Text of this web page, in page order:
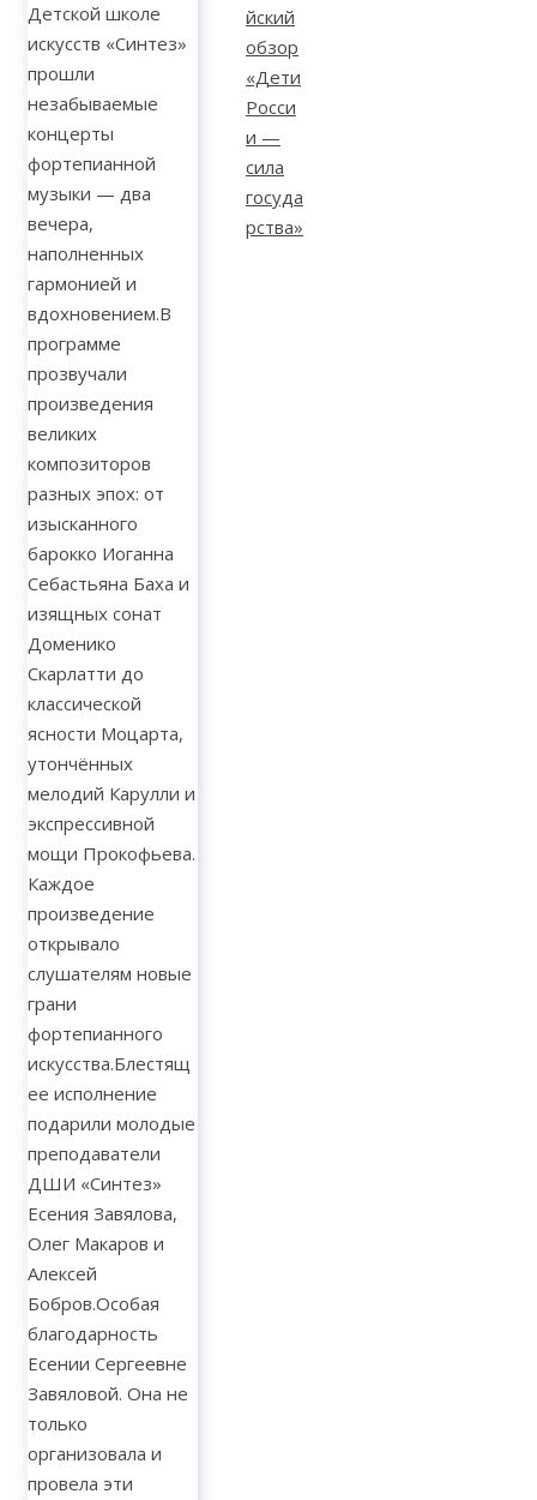
Детской школе
искусств «Синтез»
прошли
незабываемые
концерты
фортепианной
музыки — два
вечера,
наполненных
гармонией и
вдохновением.В
программе
прозвучали
произведения
великих
композиторов
разных эпох: от
изысканного
барокко Иоганна
Себастьяна Баха и
изящных сонат
Доменико
Скарлатти до
классической
ясности Моцарта,
утончённых
мелодий Карулли и
экспрессивной
мощи Прокофьева.
Каждое
произведение
открывало
слушателям новые
грани
фортепианного
искусства.Блестящ
ее исполнение
подарили молодые
преподаватели
ДШИ «Синтез»
Есения Завялова,
Олег Макаров и
Алексей
Бобров.Особая
благодарность
Есении Сергеевне
Завяловой. Она не
только
организовала и
провела эти